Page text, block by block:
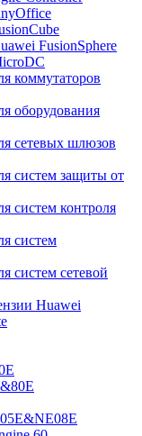
FusionSphere
коммутаторов
оборудования
сетевых шлюзов
систем защиты от
систем контроля
систем
систем сетевой
Huawei